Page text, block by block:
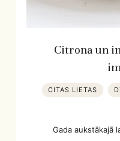
Citrona un
CITAS LIETAS
Gada aukstākajā